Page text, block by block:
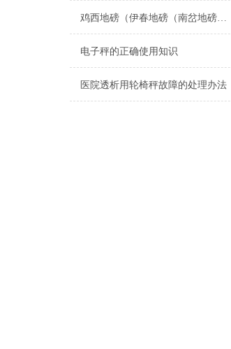
鸡西地磅（伊春地磅（南岔地磅（友好地磅）西林地磅）翠峦地磅维修
电子秤的正确使用知识
医院透析用轮椅秤故障的处理办法